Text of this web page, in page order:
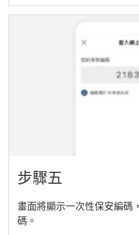
步驟五
畫面將顯示一次性保安編碼
碼。